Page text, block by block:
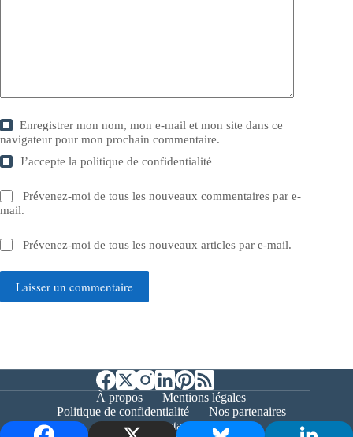
Enregistrer mon nom, mon e-mail et mon site dans ce
navigateur pour mon prochain commentaire.
J’accepte lapolitique de confidentialité
Prévenez-moi de tous les nouveaux commentaires par e-
mail.
Prévenez-moi de tous les nouveaux articles par e-mail.
Laisser un commentaire
À propos
Mentions légales
Politique de confidentialité
Nos partenaires
Contact